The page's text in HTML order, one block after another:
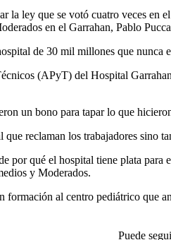
la ley que se votó cuatro veces en
en el Garrahan, Pablo
de 30 mil millones que nunca
(APyT) del Hospital
un bono para tapar lo que
reclaman los trabajadores sino
por qué el hospital tiene plata
y Moderados.
formación al centro pediátrico que
Puede